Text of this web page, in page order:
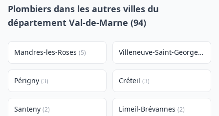
Plombiers dans les autres villes du
département Val-de-Marne (94)
Mandres-les-Roses (5) Villeneuve-Saint-Georges
Périgny (3) Créteil (3)
Santeny (2) Limeil-Brévannes (2)